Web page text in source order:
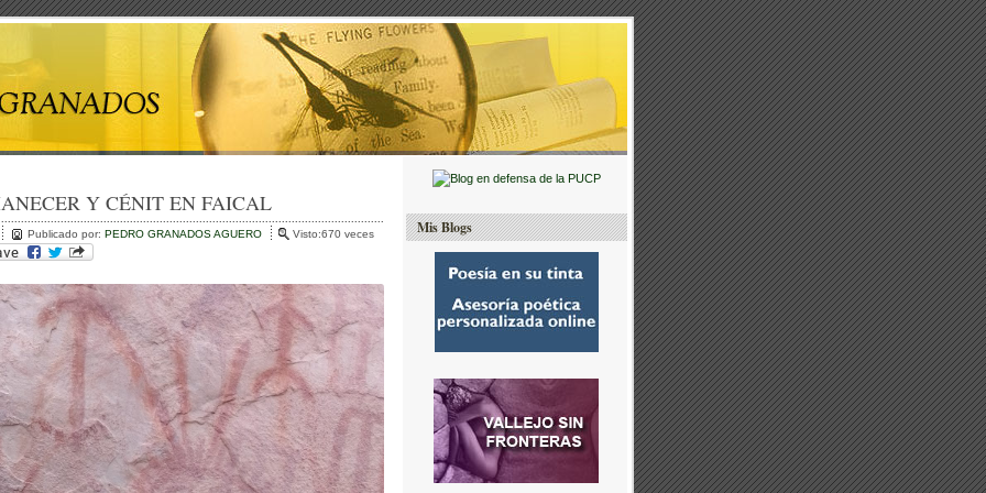
Y CÉNIT EN FAICAL
Publicado por: PEDRO GRANADOS AGUERO Visto:670 veces Mis Blogs